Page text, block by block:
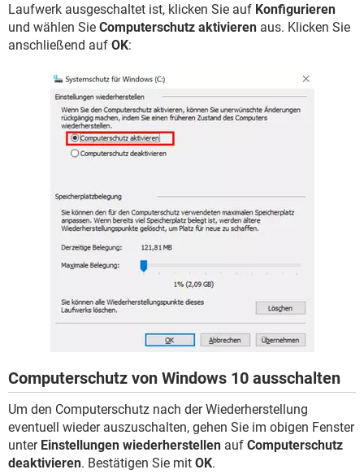
Laufwerk ausgeschaltet ist, klicken Sie auf Konfigurieren
und wählen Sie Computerschutz aktivieren aus. Klicken Sie
anschließend auf OK:
Computerschutz von Windows 10 ausschalten
Um den Computerschutz nach der Wiederherstellung
eventuell wieder auszuschalten, gehen Sie im obigen Fenster
unter Einstellungen wiederherstellen auf Computerschutz
deaktivieren. Bestätigen Sie mit OK.